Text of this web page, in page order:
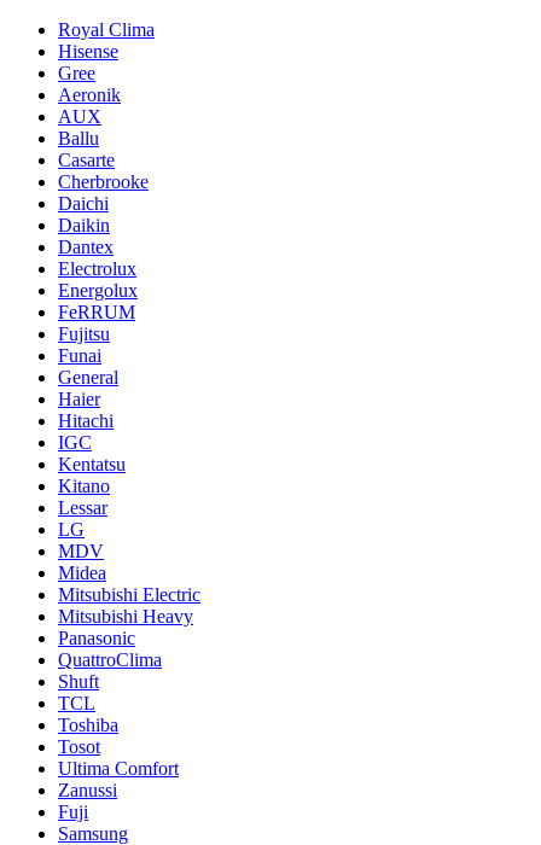
Royal Clima
Hisense
Gree
Aeronik
AUX
Ballu
Casarte
Cherbrooke
Daichi
Daikin
Dantex
Electrolux
Energolux
FeRRUM
Fujitsu
Funai
General
Haier
Hitachi
IGC
Kentatsu
Kitano
Lessar
LG
MDV
Midea
Mitsubishi Electric
Mitsubishi Heavy
Panasonic
QuattroClima
Shuft
TCL
Toshiba
Tosot
Ultima Comfort
Zanussi
Fuji
Samsung